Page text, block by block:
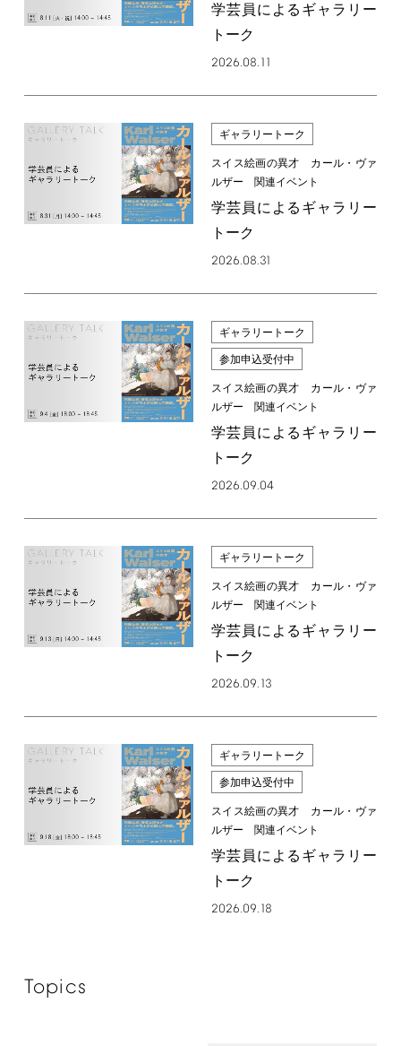
学芸員によるギャラリー
トーク
2026.08.11
ギャラリートーク
スイス絵画の異才 カール・ヴァ
ルザー 関連イベント
学芸員によるギャラリー
トーク
2026.08.31
ギャラリートーク
参加申込受付中
スイス絵画の異才 カール・ヴァ
ルザー 関連イベント
学芸員によるギャラリー
トーク
2026.09.04
ギャラリートーク
スイス絵画の異才 カール・ヴァ
ルザー 関連イベント
学芸員によるギャラリー
トーク
2026.09.13
ギャラリートーク
参加申込受付中
スイス絵画の異才 カール・ヴァ
ルザー 関連イベント
学芸員によるギャラリー
トーク
2026.09.18
Topics